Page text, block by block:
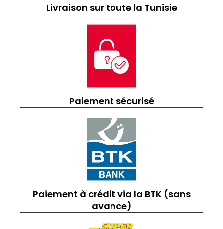
Livraison sur toute la Tunisie
Paiement sécurisé
Paiement à crédit via la BTK (sans
avance)